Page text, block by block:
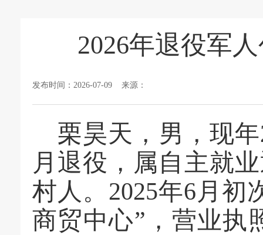
2026年退役军
发布时间：2026-07-09 来源：
栗昊天，男，现年
月退役，属自主就
村人。2025年6月初
商贸中心”，营业执